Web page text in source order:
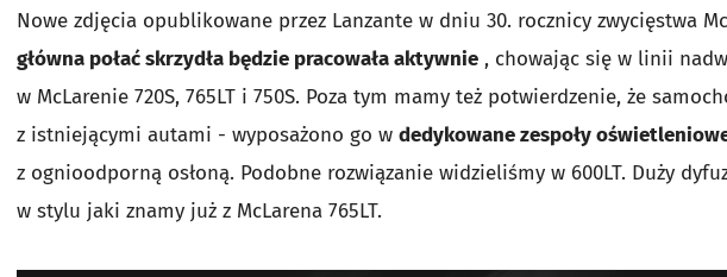
Nowe zdjęcia opublikowane przez Lanzante w dniu 30. rocznicy zwycięstwa
główna połać skrzydła będzie pracowała aktywnie , chowając się w linii
w McLarenie 720S, 765LT i 750S. Poza tym mamy też potwierdzenie, że
z istniejącymi autami - wyposażono go w dedykowane zespoły
z ognioodporną osłoną. Podobne rozwiązanie widzieliśmy w 600LT. Duży
w stylu jaki znamy już z McLarena 765LT.